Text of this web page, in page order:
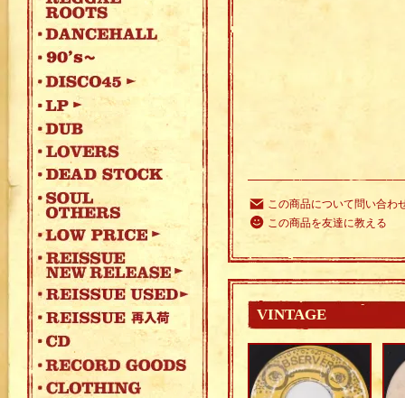
この商品について問い合わ
この商品を友達に教える
VINTAGE